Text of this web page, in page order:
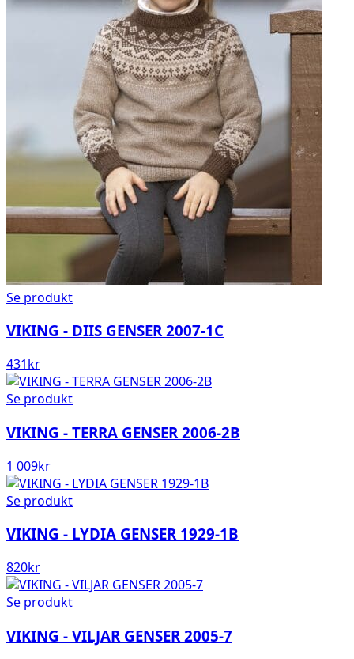
Se produkt
VIKING - DIIS GENSER 2007-1C
431kr
Se produkt
VIKING - TERRA GENSER 2006-2B
1 009kr
Se produkt
VIKING - LYDIA GENSER 1929-1B
820kr
Se produkt
VIKING - VILJAR GENSER 2005-7